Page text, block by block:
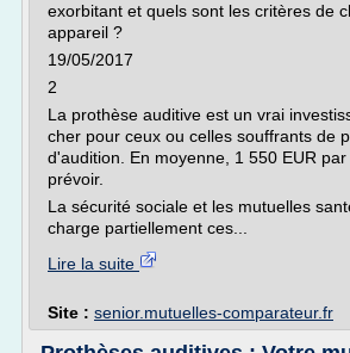
exorbitant et quels sont les critères de
appareil ?
19/05/2017
2
La prothèse auditive est un vrai
cher pour ceux ou celles souffrants de
d'audition. En moyenne, 1 550 EUR
prévoir.
La sécurité sociale et les mutuelles
charge partiellement ces...
Lire la suite
Site : senior.mutuelles-comparateur.fr